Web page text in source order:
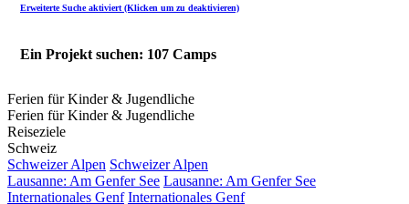
Erweiterte Suche aktiviert (Klicken um zu deaktivieren)
Ein Projekt suchen: 107 Camps
Ferien für Kinder & Jugendliche
Ferien für Kinder & Jugendliche
Reiseziele
Schweiz
Schweizer Alpen Schweizer Alpen
Lausanne: Am Genfer See Lausanne: Am Genfer See
Internationales Genf Internationales Genf